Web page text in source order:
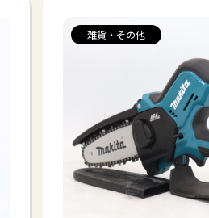
雑貨・その他